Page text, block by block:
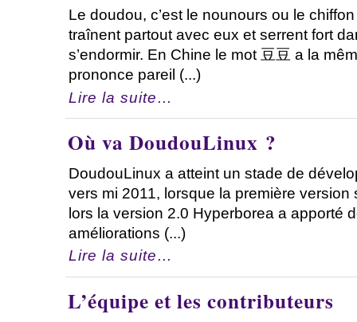
Le doudou, c’est le nounours ou le
traînent partout avec eux et serrent fort
s’endormir. En Chine le mot 豆豆 a la
prononce pareil (...)
Lire la suite…
Où va DoudouLinux ?
DoudouLinux a atteint un stade de
vers mi 2011, lorsque la première
lors la version 2.0 Hyperborea a apporté
améliorations (...)
Lire la suite…
L’équipe et les contributeurs